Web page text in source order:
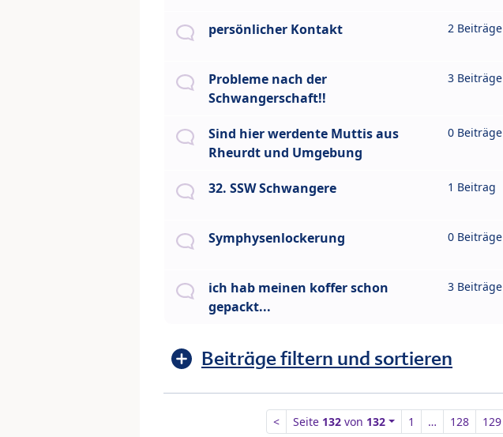
persönlicher Kontakt 2 Beiträge
Probleme nach der
Schwangerschaft!!
3 Beiträge
Sind hier werdente Muttis aus
Rheurdt und Umgebung
0 Beiträge
32. SSW Schwangere 1 Beitrag
Symphysenlockerung 0 Beiträge
ich hab meinen koffer schon
gepackt...
3 Beiträge
Beiträge filtern und sortieren
< Seite 132 von 132 1 … 128 129